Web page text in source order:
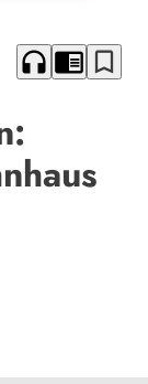
headphones chrome_reader_mode bookmark_border